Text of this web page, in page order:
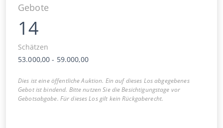
Gebote
14
Schätzen
53.000,00 - 59.000,00
Dies ist eine öffentliche Auktion. Ein auf dieses Los abgegebenes
Gebot ist bindend. Bitte nutzen Sie die Besichtigungstage vor
Gebotsabgabe. Für dieses Los gilt kein Rückgaberecht.